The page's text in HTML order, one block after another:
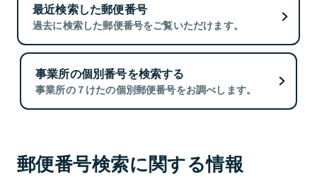
最近検索した郵便番号
過去に検索した郵便番号をご覧いただけます。
事業所の個別番号を検索する
事業所の７けたの個別郵便番号をお調べします。
郵便番号検索に関する情報